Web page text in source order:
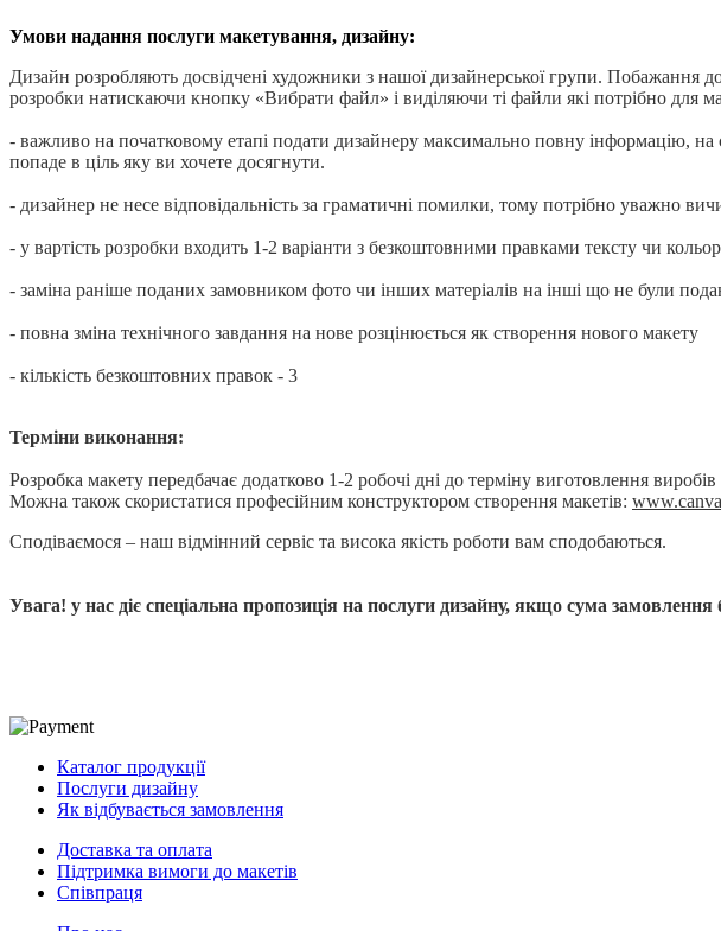
Умови надання послуги макетування, дизайну:
Дизайн розробляють досвідчені художники з нашої дизайнерської групи. Побажання до
розробки натискаючи кнопку «Вибрати файл» і виділяючи ті файли які потрібно для
- важливо на початковому етапі подати дизайнеру максимально повну інформацію, на
попаде в ціль яку ви хочете досягнути.
- дизайнер не несе відповідальність за граматичні помилки, тому потрібно уважно
- у вартість розробки входить 1-2 варіанти з безкоштовними правками тексту чи
- заміна раніше поданих замовником фото чи інших матеріалів на інші що не були
- повна зміна технічного завдання на нове розцінюється як створення нового макету
- кількість безкоштовних правок - 3
Терміни виконання:
Розробка макету передбачає додатково 1-2 робочі дні до терміну виготовлення
Можна також скористатися професійним конструктором створення макетів:
Сподіваємося – наш відмінний сервіс та висока якість роботи вам сподобаються.
Увага! у нас діє спеціальна пропозиція на послуги дизайну, якщо сума
Каталог продукції
Послуги дизайну
Як відбувається замовлення
Доставка та оплата
Підтримка вимоги до макетів
Співпраця